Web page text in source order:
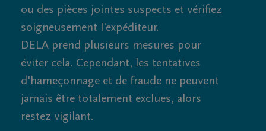
ou des pièces jointes suspects et vérifiez
soigneusement l'expéditeur.
DELA prend plusieurs mesures pour
éviter cela. Cependant, les tentatives
d'hameçonnage et de fraude ne peuvent
jamais être totalement exclues, alors
restez vigilant.